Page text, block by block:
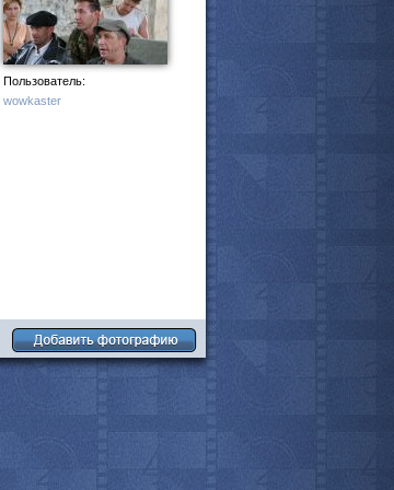
Пользователь:
wowkaster